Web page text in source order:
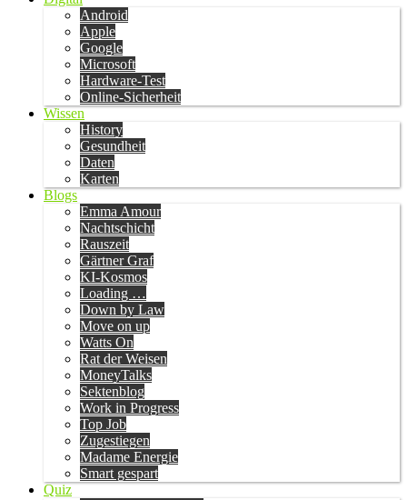
Android
Apple
Google
Microsoft
Hardware-Test
Online-Sicherheit
Wissen
History
Gesundheit
Daten
Karten
Blogs
Emma Amour
Nachtschicht
Rauszeit
Gärtner Graf
KI-Kosmos
Loading …
Down by Law
Move on up
Watts On
Rat der Weisen
MoneyTalks
Sektenblog
Work in Progress
Top Job
Zugestiegen
Madame Energie
Smart gespart
Quiz